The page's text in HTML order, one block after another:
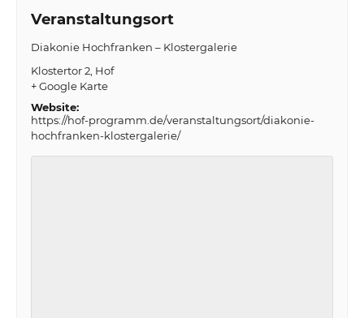
Veranstaltungsort
Diakonie Hochfranken – Klostergalerie
Klostertor 2 Hof
+ Google Karte
Website:
https://hof-programm.de/veranstaltungsort/diakonie-
hochfranken-klostergalerie/